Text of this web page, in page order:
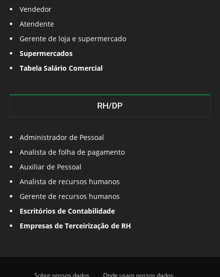
Vendedor
Atendente
Gerente de loja e supermercado
Supermercados
Tabela Salário Comercial
RH/DP
Administrador de Pessoal
Analista de folha de pagamento
Auxiliar de Pessoal
Analista de recursos humanos
Gerente de recursos humanos
Escritórios de Contabilidade
Empresas de Terceirização de RH